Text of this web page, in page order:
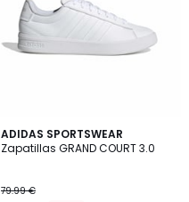
ADIDAS SPORTSWEAR
Zapatillas GRAND COURT 3.0
79.99 €
4,5
/ 5
2
Colores